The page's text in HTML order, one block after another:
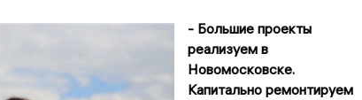
- Большие проекты
реализуем в
Новомосковске.
Капитально ремонтируем